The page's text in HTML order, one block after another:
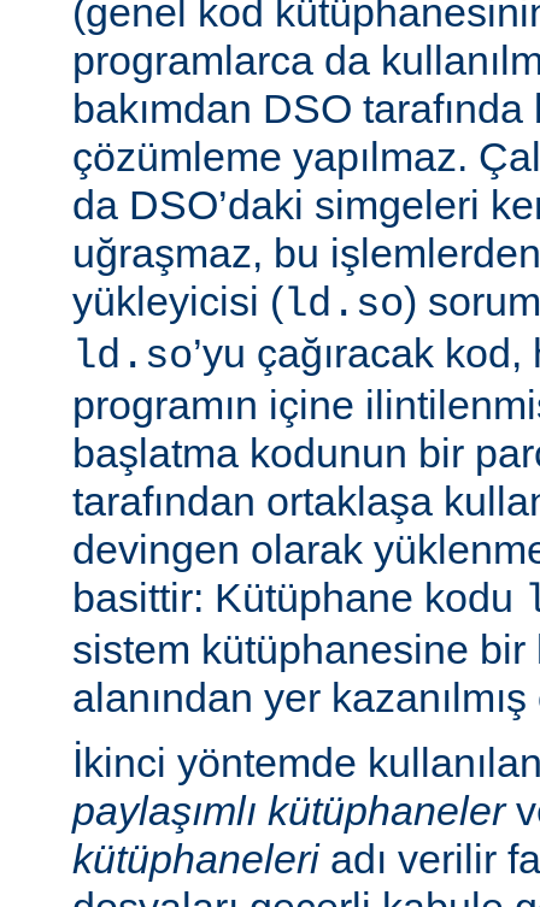
(genel kod
programlarca da
bakımdan DSO
çözümleme yapılmaz.
da DSO’daki simgeleri
uğraşmaz, bu
yükleyicisi ( ld.so)
ld.so’yu çağıracak kod,
programın içine
başlatma kodunun bir
tarafından ortaklaşa
devingen olarak
basittir: Kütüphane kodu
sistem kütüphanesine
alanından yer kazanılmış
İkinci yöntemde
paylaşımlı kütüphaneler
kütüphaneleriadı verilir